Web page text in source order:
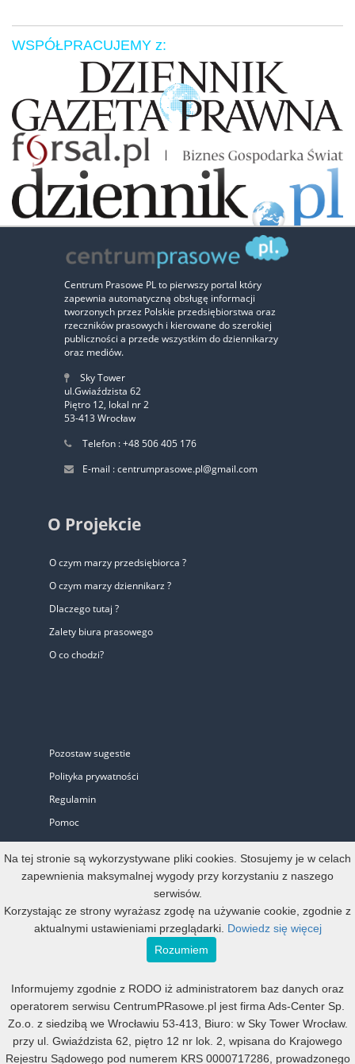
WSPÓŁPRACUJEMY z:
Zaufali nam:
Centrum Prasowe PL to pierwszy portal który
zapewnia automatyczną obsługę informacji
tworzonych przez Polskie przedsiębiorstwa oraz
rzeczników prasowych i kierowane do szerokiej
publiczności a przede wszystkim do dziennikarzy
oraz mediów.
Sky Tower
ul.Gwiaździsta 62
Piętro 12, lokal nr 2
53-413 Wrocław
Telefon : +48 506 405 176
E-mail : centrumprasowe.pl@gmail.com
O Projekcie
O czym marzy przedsiębiorca ?
O czym marzy dziennikarz ?
Dlaczego tutaj ?
Zalety biura prasowego
O co chodzi?
Pozostaw sugestie
Polityka prywatności
Regulamin
Pomoc
Biuro Prasowe
Oferta
Małe, średnie i duże
Mała agencja PR
Duża agencja PR
Program Partnerski
Na tej stronie są wykorzystywane pliki cookies. Stosujemy je w celach
zapewnienia maksymalnej wygody przy korzystaniu z naszego
serwisów.
Korzystając ze strony wyrażasz zgodę na używanie cookie, zgodnie z
aktualnymi ustawieniami przeglądarki. Dowiedz się więcej
Rozumiem
Informujemy zgodnie z RODO iż administratorem baz danych oraz
operatorem serwisu CentrumPRasowe.pl jest firma Ads-Center Sp.
Zo.o. z siedzibą we Wrocławiu 53-413, Biuro: w Sky Tower Wrocław.
przy ul. Gwiaździsta 62, piętro 12 nr lok. 2, wpisana do Krajowego
Rejestru Sądowego pod numerem KRS 0000717286, prowadzonego